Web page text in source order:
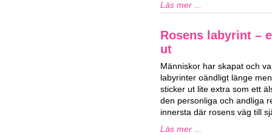
Läs mer ...
Rosens labyrint –
ut
Människor har skapat och
labyrinter oändligt länge
sticker ut lite extra som ett
den personliga och andliga
innersta där rosens väg till
Läs mer ...